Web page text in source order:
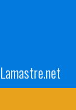
Lamastre.net